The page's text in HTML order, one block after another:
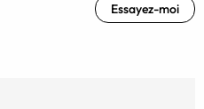
Essayez-moi